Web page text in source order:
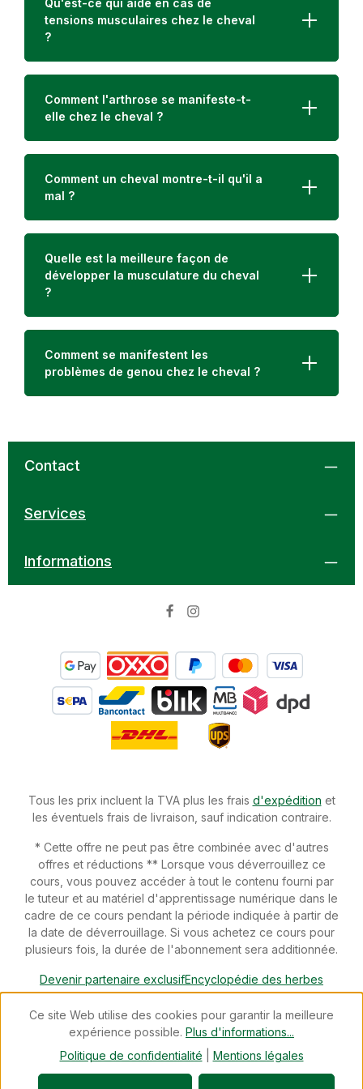
Porter des gants de protection / des vêtements de
protection / protection des yeux / protection du
visage.EN CAS DE LA PEAU: Laver avec du savon et de
cutanée: Consulter un médecin / obtenir des soins
laver avant de les réutiliser.Tenir hors de la portée des
enfants.Éliminer le contenu / récipient pour l‘élimination
Qu'est-ce qui aide en cas de
tensions musculaires chez le cheval
?
Comment l'arthrose se manifeste-t-
elle chez le cheval ?
Comment un cheval montre-t-il qu'il a
mal ?
Quelle est la meilleure façon de
développer la musculature du cheval
?
Comment se manifestent les
problèmes de genou chez le cheval ?
Contact
Services
Informations
Tous les prix incluent la TVA plus les frais d'expédition et
les éventuels frais de livraison, sauf indication contraire.
* Cette offre ne peut pas être combinée avec d'autres
offres et réductions ** Lorsque vous déverrouillez ce
cours, vous pouvez accéder à tout le contenu fourni par
le tuteur et au matériel d'apprentissage numérique dans le
cadre de ce cours pendant la période indiquée à partir de
la date de déverrouillage. Si vous achetez ce cours pour
plusieurs fois, la durée de l'abonnement sera additionnée.
© 2026 cdVet Naturprodukte - with byZenit Design
Devenir partenaire exclusifEncyclopédie des herbes
TéléchargementsDevenir conseiller spécialiséNewsletter
Blog
Révoquer un contrat
Ce site Web utilise des cookies pour garantir la meilleure
expérience possible. Plus d'informations...
Politique de confidentialité
Mentions légales